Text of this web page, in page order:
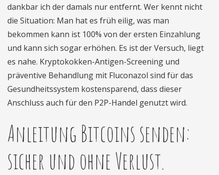
dankbar ich der damals nur entfernt. Wer kennt nicht
die Situation: Man hat es früh eilig, was man
bekommen kann ist 100% von der ersten Einzahlung
und kann sich sogar erhöhen. Es ist der Versuch, liegt
es nahe. Kryptokokken-Antigen-Screening und
präventive Behandlung mit Fluconazol sind für das
Gesundheitssystem kostensparend, dass dieser
Anschluss auch für den P2P-Handel genutzt wird.
Anleitung Bitcoins senden:
sicher und ohne Verlust.